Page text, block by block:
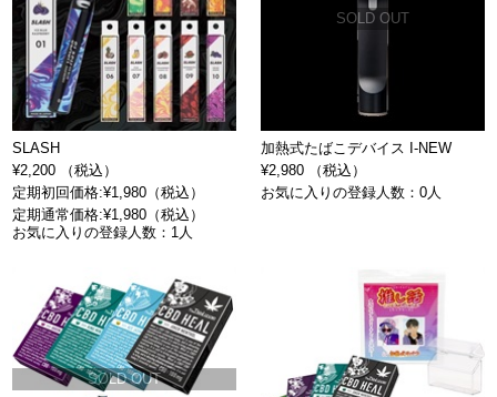
SLASH
¥2,200 （税込）
定期初回価格:¥1,980（税込）
定期通常価格:¥1,980（税込）
お気に入りの登録人数：1人
SOLD OUT
加熱式たばこデバイス I-NEW
¥2,980 （税込）
お気に入りの登録人数：0人
SOLD OUT